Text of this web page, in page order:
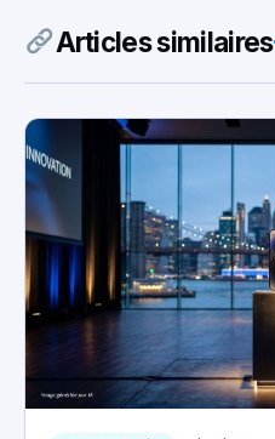
Articles similaires